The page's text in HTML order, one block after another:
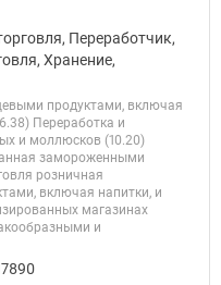
Переработчик,
Хранение,
продуктами, включая
Переработка и
и моллюсков (10.20)
замороженными
розничная
включая напитки, и
магазинах
и